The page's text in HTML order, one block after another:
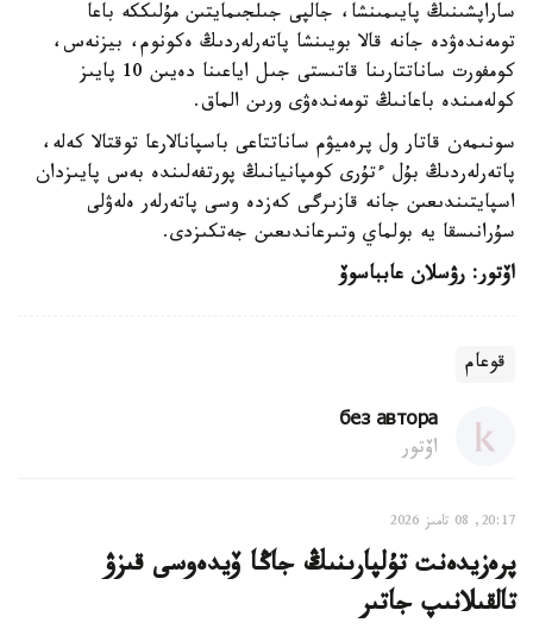
ساراپشىنىڭ پايىمىنشا، جالپى جىلجىمايتىن مۇلىككە باعا
تومەندەۋدە جانە قالا بويىنشا پاتەرلەردىڭ ەكونوم، بيزنەس،
كومفورت ساناتتارىنا قاتىستى جىل اياعىنا دەيىن 10 پايىز
كولەمىندە باعانىڭ تومەندەۋى ورىن الماق.
سونىمەن قاتار ول پرەميۋم ساناتتاعى باسپانالارعا توقتالا كەلە،
پاتەرلەردىڭ بۇل ءتۇرى كومپانيانىڭ پورتفەلىندە بەس پايىزدان
اسپايتىندىعىن جانە قازىرگى كەزدە وسى پاتەرلەر ەلەۋلى
سۇرانىسقا يە بولماي وتىرعاندىعىن جەتكىزدى.
اۆتور: رۋسلان عابباسوۆ
قوعام
без автора
اۆتور
20:17, 08 تامىز 2026
پرەزيدەنت تۇلپارىنىڭ جاڭا ۆيدەوسى قىزۋ
تالقىلانىپ جاتىر